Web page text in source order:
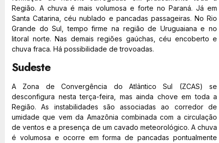
Região. A chuva é mais volumosa e forte no Paraná. Já em
Santa Catarina, céu nublado e pancadas passageiras. No Rio
Grande do Sul, tempo firme na região de Uruguaiana e no
litoral norte. Nas demais regiões gaúchas, céu encoberto e
chuva fraca. Há possibilidade de trovoadas.
Sudeste
A Zona de Convergência do Atlântico Sul (ZCAS) se
desconfigura nesta terça-feira, mas ainda chove em toda a
Região. As instabilidades são associadas ao corredor de
umidade que vem da Amazônia combinada com a circulação
de ventos e a presença de um cavado meteorológico. A chuva
é volumosa e ocorre em forma de pancadas pontualmente